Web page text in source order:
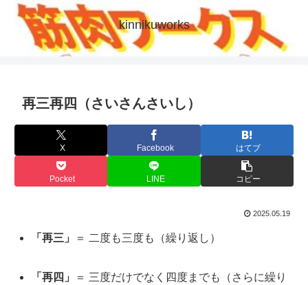
kinnikuworks
再三再四（さいさんさいし）
X Facebook はてブ
Pocket LINE コピー
2025.05.19
「再三」 ＝ 二度も三度も（繰り返し）
「再四」
＝ 三度だけでなく四度までも（さらに繰り